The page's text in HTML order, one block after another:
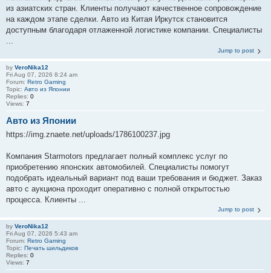
из азиатских стран. Клиенты получают качественное сопровождение
на каждом этапе сделки. Авто из Китая Иркутск становится
доступным благодаря отлаженной логистике компании. Специалисты
...
Jump to post
by VeroNika12
Fri Aug 07, 2026 8:24 am
Forum: Retro Gaming
Topic: Авто из Японии
Replies: 0
Views: 7
Авто из Японии
https://img.znaete.net/uploads/1786100237.jpg
Компания Starmotors предлагает полный комплекс услуг по
приобретению японских автомобилей. Специалисты помогут
подобрать идеальный вариант под ваши требования и бюджет. Заказ
авто с аукциона проходит оперативно с полной открытостью
процесса. Клиенты ...
Jump to post
by VeroNika12
Fri Aug 07, 2026 5:43 am
Forum: Retro Gaming
Topic: Печать шильдиков
Replies: 0
Views: 7